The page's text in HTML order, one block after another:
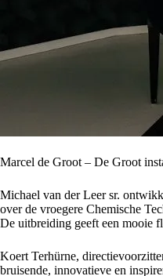
Marcel de Groot – De Groot
Michael van der Leer sr.
over de vroegere Chemische
De uitbreiding geeft een mooie
Koert Terhürne,
bruisende, innovatieve en